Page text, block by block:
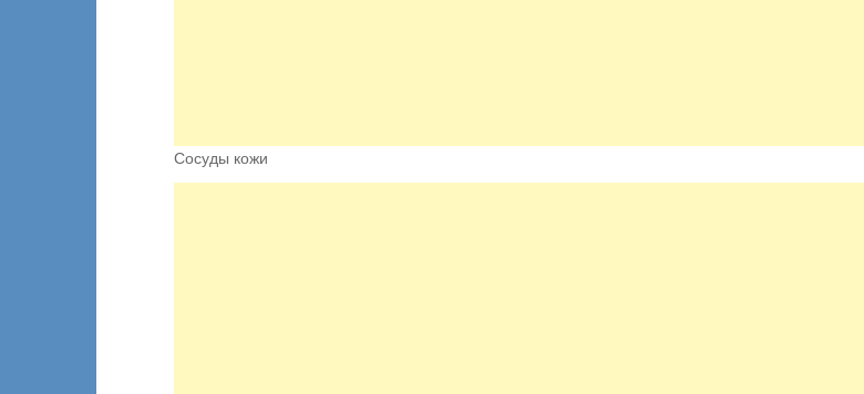
Сосуды кожи